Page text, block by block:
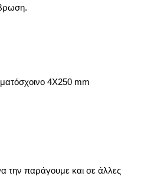
την παράγουμε και σε άλλες